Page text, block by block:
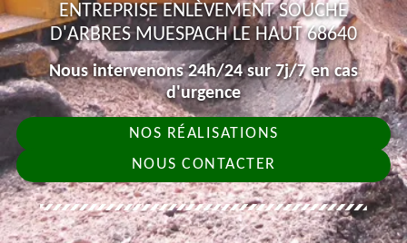
ENTREPRISE ENLÈVEMENT SOUCHE
D'ARBRES MUESPACH LE HAUT 68640
Nous intervenons 24h/24 sur 7j/7 en cas
d'urgence
NOS RÉALISATIONS
NOUS CONTACTER